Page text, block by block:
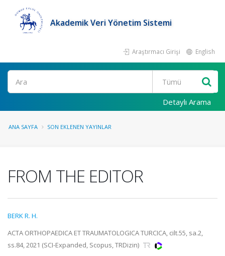
Akademik Veri Yönetim Sistemi
Araştırmacı Girişi English
Ara
Detaylı Arama
ANA SAYFA SON EKLENEN YAYINLAR
FROM THE EDITOR
BERK R. H.
ACTA ORTHOPAEDICA ET TRAUMATOLOGICA TURCICA, cilt.55, sa.2,
ss.84, 2021 (SCI-Expanded, Scopus, TRDizin)